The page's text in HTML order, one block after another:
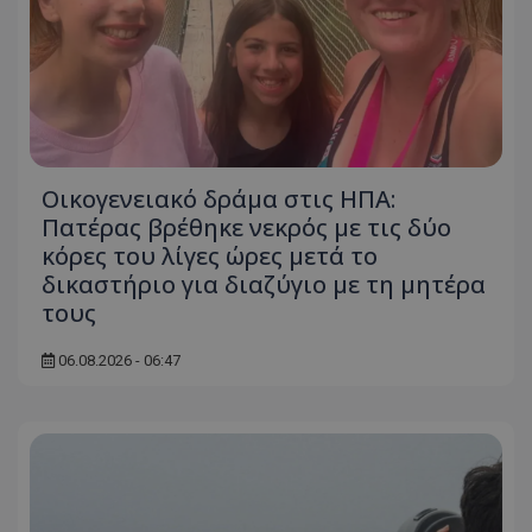
Οικογενειακό δράμα στις ΗΠΑ:
Πατέρας βρέθηκε νεκρός με τις δύο
κόρες του λίγες ώρες μετά το
δικαστήριο για διαζύγιο με τη μητέρα
τους
06.08.2026 - 06:47
ASP.NET_SessionId
Microsoft Corporation
VISITOR_PRIVACY_METADATA